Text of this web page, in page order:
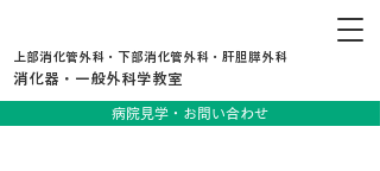
上部消化管外科・下部消化管外科・肝胆膵外科
消化器・一般外科学教室
病院見学・お問い合わせ